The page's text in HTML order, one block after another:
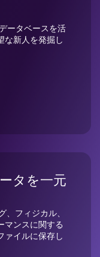
ータベースを活
な新人を発掘し
タを一元
、フィジカル、
マンスに関する
ァイルに保存し